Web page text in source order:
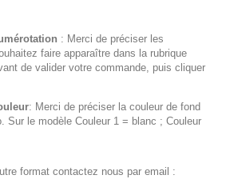
: Merci de préciser les
faire apparaître dans la rubrique
de valider votre commande, puis cliquer
: Merci de préciser la couleur de fond
Sur le modèle Couleur 1 = blanc ; Couleur
format contactez nous par email :